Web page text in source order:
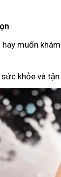
muốn
khỏe và